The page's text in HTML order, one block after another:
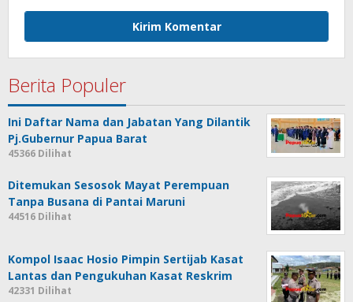
Berita Populer
Ini Daftar Nama dan Jabatan Yang Dilantik
Pj.Gubernur Papua Barat
45366 Dilihat
Ditemukan Sesosok Mayat Perempuan
Tanpa Busana di Pantai Maruni
44516 Dilihat
Kompol Isaac Hosio Pimpin Sertijab Kasat
Lantas dan Pengukuhan Kasat Reskrim
42331 Dilihat